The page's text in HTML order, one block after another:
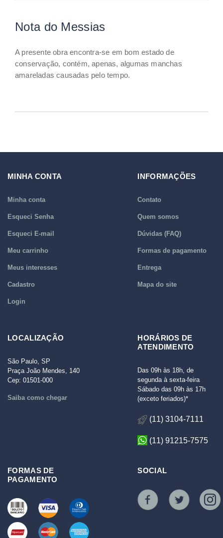
Nota do Messias
A presente obra encontra-se em bom estado de
conservação, contém, apenas, algumas manchas
amareladas causadas pelo tempo.
MINHA CONTA
Minha conta
Esqueci Senha
Esqueci E-mail
Meu carrinho
Meus interesses
Cadastro
Login
INFORMAÇÕES
Contato
Quem somos
Dúvidas (FAQ)
Formas de pagamento
Entrega
Mapa do site
LOCALIZAÇÃO
São Paulo, SP
Praça João Mendes, 140
Cep: 01501-000
Saiba como chegar
HORÁRIOS DE
ATENDIMENTO
Das 09h às 18h, de
segunda à sexta-feira
Sábado das 09h às 17h
(exceto feriados)*
(11) 3104-7111
(11) 91215-7575
FORMAS DE
PAGAMENTO
SOCIAL